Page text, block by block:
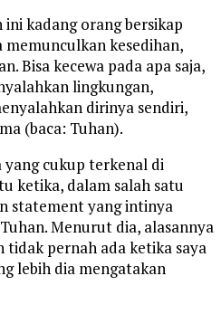
kadang orang bersikap
kesedihan,
Bisa kecewa pada apa saja,
lingkungan,
dirinya sendiri,
(baca: Tuhan).
yang cukup terkenal di
ketika, dalam salah satu
statement yang intinya
Menurut dia, alasannya
tidak pernah ada ketika saya
lebih dia mengatakan